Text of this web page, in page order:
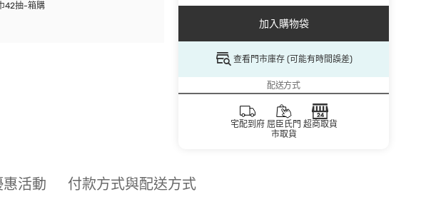
加入購物袋
查看門市庫存 (可能有時間誤差)
配送方式
宅配到府 屈臣氏門
市取貨
超商取貨
42抽-箱購
惠活動 付款方式與配送方式